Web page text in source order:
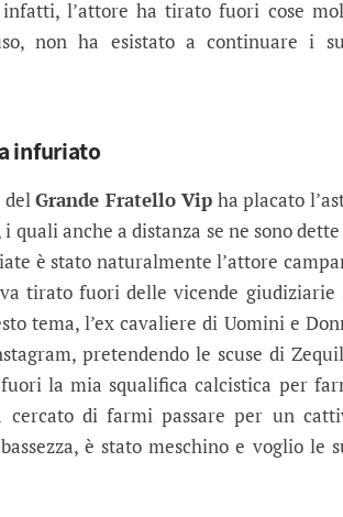
l’attore ha tirato fuori cose
non ha esistato a continuare i
infuriato
delGrande Fratello Vip ha placato
i quali anche a distanza se ne sono
è stato naturalmente l’attore
tirato fuori delle vicende giudiziarie
tema, l’ex cavaliere di Uomini e
pretendendo le scuse di
la mia squalifica calcistica per
cercato di farmi passare per un
è stato meschino e voglio le